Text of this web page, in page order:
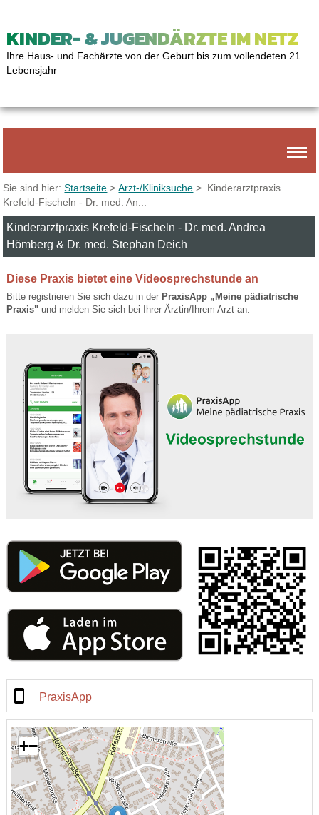
KINDER- & JUGENDÄRZTE IM NETZ
Ihre Haus- und Fachärzte von der Geburt bis zum vollendeten 21.
Lebensjahr
Sie sind hier:Startseite >Arzt-/Kliniksuche > Kinderarztpraxis
Krefeld-Fischeln - Dr. med. An...
Kinderarztpraxis Krefeld-Fischeln - Dr. med. Andrea
Hömberg & Dr. med. Stephan Deich
Diese Praxis bietet eine Videosprechstunde an
Bitte registrieren Sie sich dazu in der PraxisApp „Meine pädiatrische
Praxis"und melden Sie sich bei Ihrer Ärztin/Ihrem Arzt an.
PraxisApp
+−